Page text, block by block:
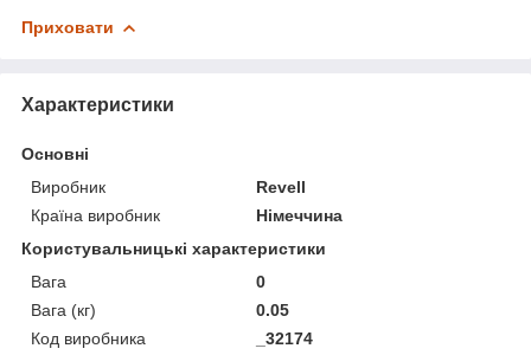
Приховати
Характеристики
Основні
Виробник
Revell
Країна виробник
Німеччина
Користувальницькі характеристики
Вага
0
Вага (кг)
0.05
Код виробника
_32174